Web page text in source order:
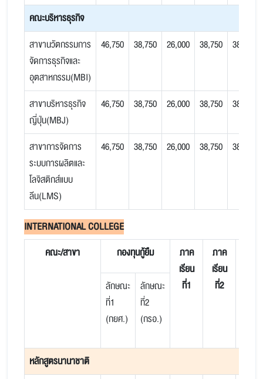
คณะบริหารธุรกิจ
สาขานวัตกรรมการ
จัดการธุรกิจและ
อุตสาหกรรม(MBI)
46,750 38,750 26,000 38,750 38,750
สาขาบริหารธุรกิจ
ญี่ปุ่น(MBJ)
46,750 38,750 26,000 38,750 38,750
สาขาการจัดการ
ระบบการผลิตและ
โลจิสติกส์แบบ
ลีน(LMS)
46,750 38,750 26,000 38,750 38,750
INTERNATIONAL COLLEGE
คณะ/สาขา
กองทุนกู้ยืม
ภาค
เรียน
ที่1
ภาค
เรียน
ที่2
ลักษณะ
ที่1
(กยศ.)
ลักษณะ
ที่2
(กรอ.)
หลักสูตรนานาชาติ